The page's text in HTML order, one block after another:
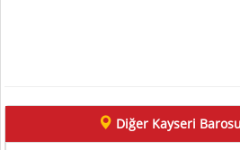
Diğer Kayseri